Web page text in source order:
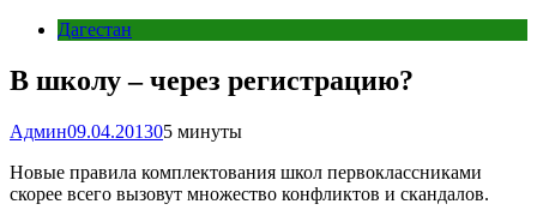
Дагестан
В школу – через регистрацию?
Админ09.04.201305 минуты
Новые правила комплектования школ первоклассниками
скорее всего вызовут множество конфликтов и скандалов.